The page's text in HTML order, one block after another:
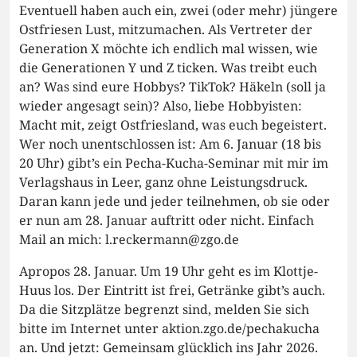
Eventuell haben auch ein, zwei (oder mehr) jüngere
Ostfriesen Lust, mitzumachen. Als Vertreter der
Generation X möchte ich endlich mal wissen, wie
die Generationen Y und Z ticken. Was treibt euch
an? Was sind eure Hobbys? TikTok? Häkeln (soll ja
wieder angesagt sein)? Also, liebe Hobbyisten:
Macht mit, zeigt Ostfriesland, was euch begeistert.
Wer noch unentschlossen ist: Am 6. Januar (18 bis
20 Uhr) gibt’s ein Pecha-Kucha-Seminar mit mir im
Verlagshaus in Leer, ganz ohne Leistungsdruck.
Daran kann jede und jeder teilnehmen, ob sie oder
er nun am 28. Januar auftritt oder nicht. Einfach
Mail an mich: l.reckermann@zgo.de
Apropos 28. Januar. Um 19 Uhr geht es im Klottje-
Huus los. Der Eintritt ist frei, Getränke gibt’s auch.
Da die Sitzplätze begrenzt sind, melden Sie sich
bitte im Internet unter aktion.zgo.de/pechakucha
an. Und jetzt: Gemeinsam glücklich ins Jahr 2026.